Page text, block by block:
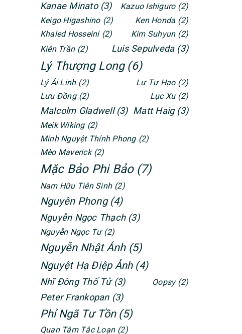
Kanae Minato (3) Kazuo Ishiguro (2)
Keigo Higashino (2) Ken Honda (2)
Khaled Hosseini (2) Kim Suhyun (2)
Kiên Trần (2) Luis Sepulveda (3)
Lý Thượng Long (6)
Lý Ái Linh (2) Lư Tư Hạo (2)
Lưu Đồng (2) Lục Xu (2)
Malcolm Gladwell (3) Matt Haig (3)
Meik Wiking (2)
Minh Nguyệt Thính Phong (2)
Mèo Maverick (2)
Mặc Bảo Phi Bảo (7)
Nam Hữu Tiên Sinh (2)
Nguyên Phong (4)
Nguyễn Ngọc Thạch (3)
Nguyễn Ngọc Tư (2)
Nguyễn Nhật Ánh (5)
Nguyệt Hạ Điệp Ảnh (4)
Nhĩ Đông Thố Tử (3) Oopsy (2)
Peter Frankopan (3)
Phỉ Ngã Tư Tồn (5)
Quan Tâm Tắc Loạn (2)